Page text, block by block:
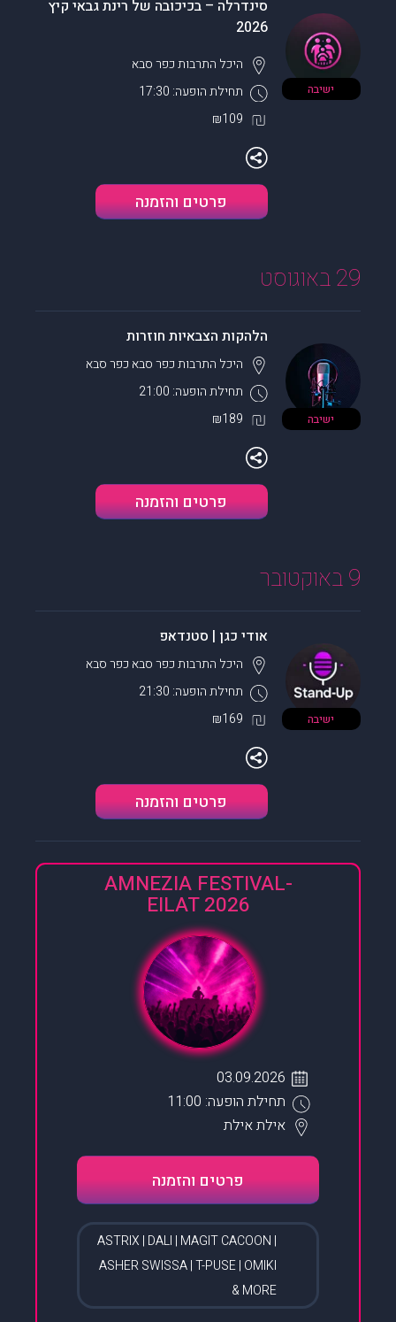
ישיבה
סינדרלה – בכיכובה של רינת גבאי קיץ
2026
תחילת הופעה: 17:30
היכל התרבותכפר סבא
₪109
פרטים והזמנה
29 באוגוסט
ישיבה
הלהקות הצבאיות חוזרות
תחילת הופעה: 21:00
היכל התרבות כפר סבא כפר סבא
₪189
פרטים והזמנה
9 באוקטובר
ישיבה
אודי כגן | סטנדאפ
תחילת הופעה: 21:30
היכל התרבות כפר סבא כפר סבא
₪169
פרטים והזמנה
AMNEZIA FESTIVAL-
EILAT 2026
03.09.2026
תחילת הופעה: 11:00
אילתאילת
פרטים והזמנה
ASTRIX | DALI | MAGIT CACOON |
ASHER SWISSA | T-PUSE | OMIKI
& MORE